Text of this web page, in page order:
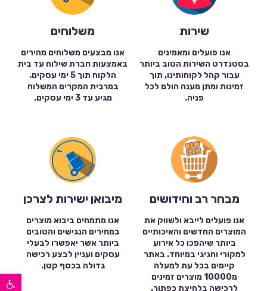
פתח סרגל נגישות
שירות
אנו פועלים ומאמינים
בסטנדרט השירות הטוב ביותר
עבור קהל לקוחותינו, תוך
זמינות ומתן מענה הולם לכל
פניה.
משלוחים
אנו מבצעים משלוחים מהירים
באמצעות חברת שילוח עד בית
הלקוח תוך 5 ימי עסקים.
במרבית המקרים המשלוח
מגיע עד 3 ימי עסקים.
מבחר רב וחידושים
אנו פועלים לייבא ולשווק את
המוצרים החדשים והאיכותיים
ביותר שיהפכו כל אירוע
למקורי וחגיגי במיוחד. באתר
קיימים בכל עת למעלה
מ10000 מוצרים זמינים
לרכישה בלחיצת כפתור.
מיבואן ישירות לצרכן
אנו מתמחים ביבוא מוצרים
במחירים הנגישים והטובים
ביותר אשר יאפשרו לבעלי
עסקים ועניין לבצע רכישה
גדולה בכסף קטן.